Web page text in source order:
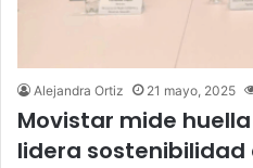
Alejandra Ortiz 21 mayo, 2025
Movistar mide
lidera sostenibilidad